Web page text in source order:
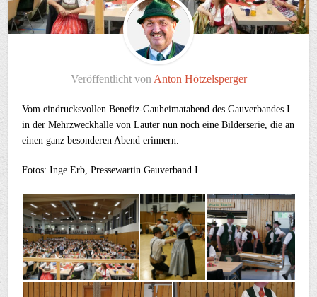
Veröffentlicht von Anton Hötzelsperger
Vom eindrucksvollen Benefiz-Gauheimatabend des Gauverbandes I
in der Mehrzweckhalle von Lauter nun noch eine Bilderserie, die an
einen ganz besonderen Abend erinnern.
Fotos: Inge Erb, Pressewartin Gauverband I